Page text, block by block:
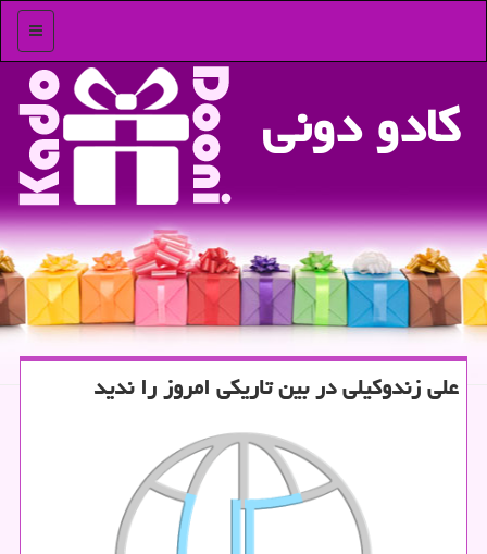
منو
كادو دونی
علی زندوكیلی در بین تاریكی امروز را ندید